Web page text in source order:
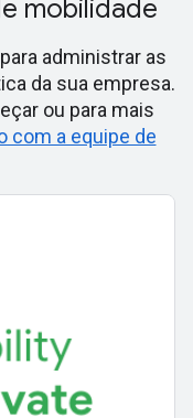
mobilidade
administrar as
da sua empresa.
ou para mais
com a equipe de